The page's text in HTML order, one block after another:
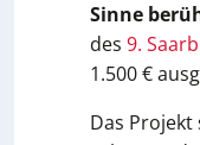
Sinne
des 9.
1.500 €
Das Projekt